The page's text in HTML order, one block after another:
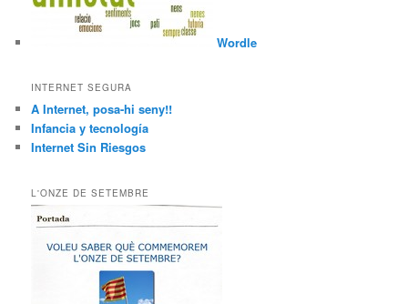
Wordle
INTERNET SEGURA
A Internet, posa-hi seny!!
Infancia y tecnología
Internet Sin Riesgos
L'ONZE DE SETEMBRE